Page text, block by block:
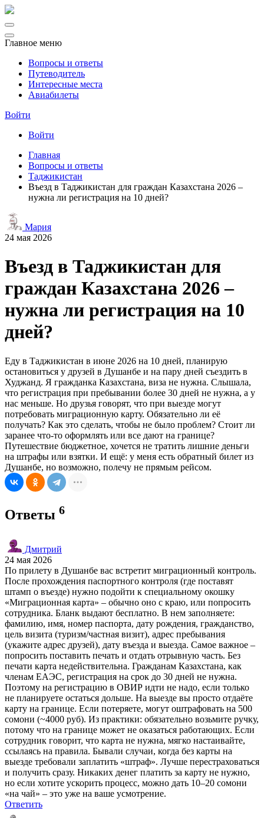
Главное меню
Вопросы и ответы
Путеводитель
Интересные места
Авиабилеты
Войти
Войти
Главная
Вопросы и ответы
Таджикистан
Въезд в Таджикистан для граждан Казахстана 2026 –
нужна ли регистрация на 10 дней?
Мария
24 мая 2026
Въезд в Таджикистан для
граждан Казахстана 2026 –
нужна ли регистрация на 10
дней?
Еду в Таджикистан в июне 2026 на 10 дней, планирую
остановиться у друзей в Душанбе и на пару дней съездить в
Худжанд. Я гражданка Казахстана, виза не нужна. Слышала,
что регистрация при пребывании более 30 дней не нужна, а у
нас меньше. Но друзья говорят, что при выезде могут
потребовать миграционную карту. Обязательно ли её
получать? Как это сделать, чтобы не было проблем? Стоит ли
заранее что-то оформлять или все дают на границе?
Путешествие бюджетное, хочется не тратить лишние деньги
на штрафы или взятки. И ещё: у меня есть обратный билет из
Душанбе, но возможно, полечу не прямым рейсом.
Ответы 6
Дмитрий
24 мая 2026
По прилету в Душанбе вас встретит миграционный контроль.
После прохождения паспортного контроля (где поставят
штамп о въезде) нужно подойти к специальному окошку
«Миграционная карта» – обычно оно с краю, или попросить
сотрудника. Бланк выдают бесплатно. В нем заполняете:
фамилию, имя, номер паспорта, дату рождения, гражданство,
цель визита (туризм/частная визит), адрес пребывания
(укажите адрес друзей), дату въезда и выезда. Самое важное –
попросить поставить печать и отдать отрывную часть. Без
печати карта недействительна. Гражданам Казахстана, как
членам ЕАЭС, регистрация на срок до 30 дней не нужна.
Поэтому на регистрацию в ОВИР идти не надо, если только
не планируете остаться дольше. На выезде вы просто отдаёте
карту на границе. Если потеряете, могут оштрафовать на 500
сомони (~4000 руб). Из практики: обязательно возьмите ручку,
потому что на границе может не оказаться работающих. Если
сотрудник говорит, что карта не нужна, мягко настаивайте,
ссылаясь на правила. Бывали случаи, когда без карты на
выезде требовали заплатить «штраф». Лучше перестраховаться
и получить сразу. Никаких денег платить за карту не нужно,
но если хотите ускорить процесс, можно дать 10–20 сомони
«на чай» – это уже на ваше усмотрение.
Ответить